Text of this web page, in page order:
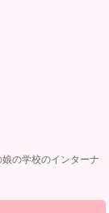
の学校のインターナ